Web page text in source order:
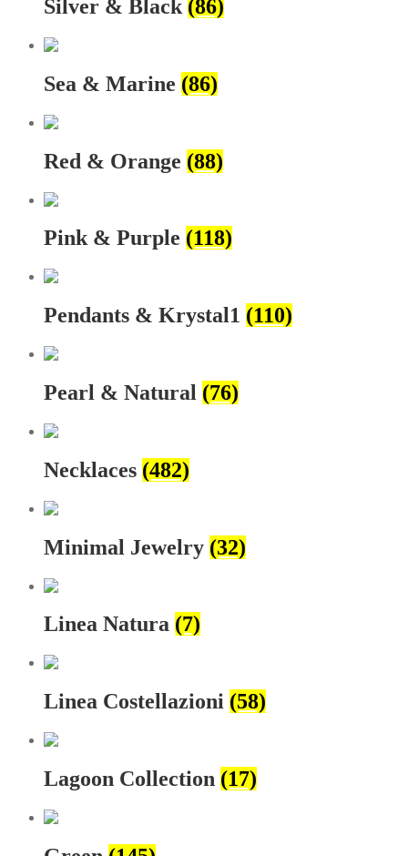
Silver & Black (86)
Sea & Marine (86)
Red & Orange (88)
Pink & Purple (118)
Pendants & Krystal1 (110)
Pearl & Natural (76)
Necklaces (482)
Minimal Jewelry (32)
Linea Natura (7)
Linea Costellazioni (58)
Lagoon Collection (17)